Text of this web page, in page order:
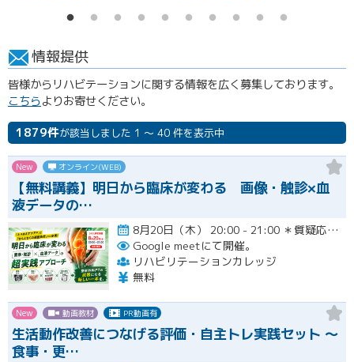
情報提供
皆様からリハビテーションに関する情報を広く募集しております。
こちらよりお寄せください。
1879件が該当しました 1 ～ 40 件を表示中
New オンライン(WEB)
【無料講義】明日から臨床が変わる 画像・触診×血
液データの…
8月20日（木） 20:00 - 21:00 ＊質疑応答とアンケート回答の時間を含みます。終了時間は余裕を持っ…開催
Google meetにて開催。
リハビリテーションカレッジ
無料
New 動画教材 PR動画有
生活動作改善につなげる評価・自主トレ実践セット ～
食事・更…